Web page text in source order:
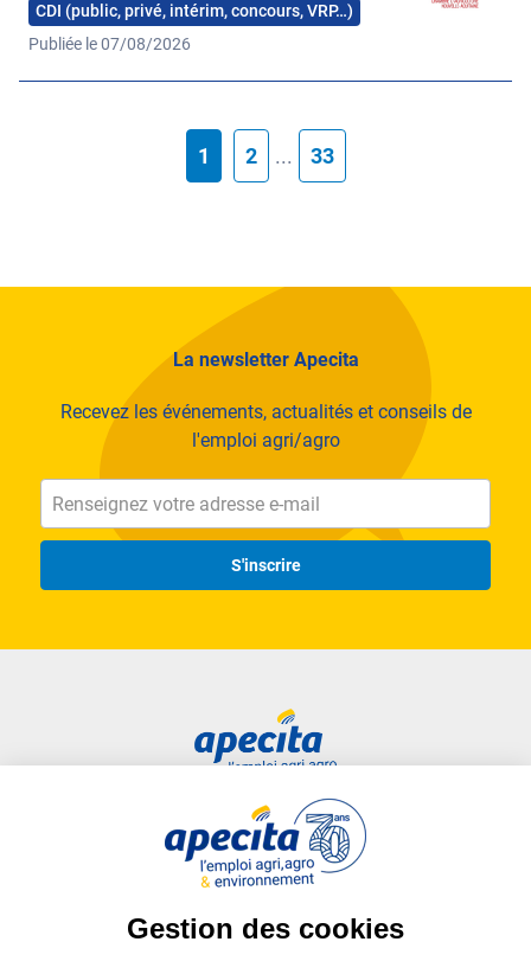
CDI (public, privé, intérim, concours, VRP…)
Publiée le 07/08/2026
1 2 ... 33
La newsletter Apecita
Recevez les événements, actualités et conseils de
l'emploi agri/agro
S'inscrire
Liens utiles
Plan du site